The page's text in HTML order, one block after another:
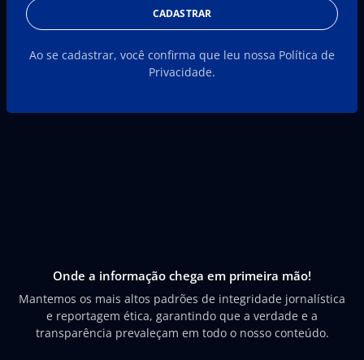
CADASTRAR
Ao se cadastrar, você confirma que leu nossa Política de
Privacidade.
Onde a informação chega em primeira mão!
Mantemos os mais altos padrões de integridade jornalística
e reportagem ética, garantindo que a verdade e a
transparência prevaleçam em todo o nosso conteúdo.